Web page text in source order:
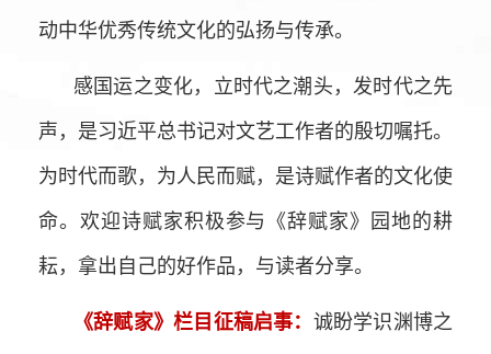
动中华优秀传统文化的弘扬与传承。
感国运之变化，立时代之潮头，发时代之先
声，是习近平总书记对文艺工作者的殷切嘱托。
为时代而歌，为人民而赋，是诗赋作者的文化使
命。欢迎诗赋家积极参与《辞赋家》园地的耕
耘，拿出自己的好作品，与读者分享。
《辞赋家》栏目征稿启事： 诚盼学识渊博之